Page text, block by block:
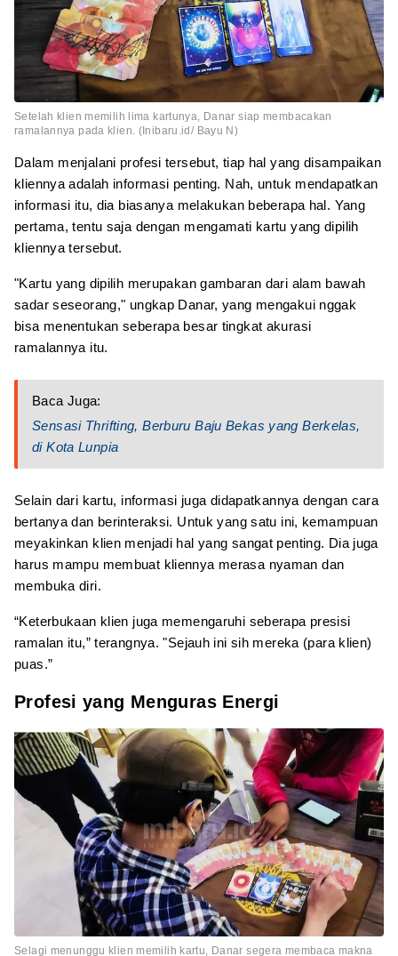
Setelah klien memilih lima kartunya, Danar siap membacakan
ramalannya pada klien. (Inibaru.id/ Bayu N)
Dalam menjalani profesi tersebut, tiap hal yang disampaikan
kliennya adalah informasi penting. Nah, untuk mendapatkan
informasi itu, dia biasanya melakukan beberapa hal. Yang
pertama, tentu saja dengan mengamati kartu yang dipilih
kliennya tersebut.
"Kartu yang dipilih merupakan gambaran dari alam bawah
sadar seseorang," ungkap Danar, yang mengakui nggak
bisa menentukan seberapa besar tingkat akurasi
ramalannya itu.
Baca Juga:
Sensasi Thrifting, Berburu Baju Bekas yang Berkelas,
di Kota Lunpia
Selain dari kartu, informasi juga didapatkannya dengan cara
bertanya dan berinteraksi. Untuk yang satu ini, kemampuan
meyakinkan klien menjadi hal yang sangat penting. Dia juga
harus mampu membuat kliennya merasa nyaman dan
membuka diri.
“Keterbukaan klien juga memengaruhi seberapa presisi
ramalan itu,” terangnya. "Sejauh ini sih mereka (para klien)
puas.”
Profesi yang Menguras Energi
Selagi menunggu klien memilih kartu, Danar segera membaca makna